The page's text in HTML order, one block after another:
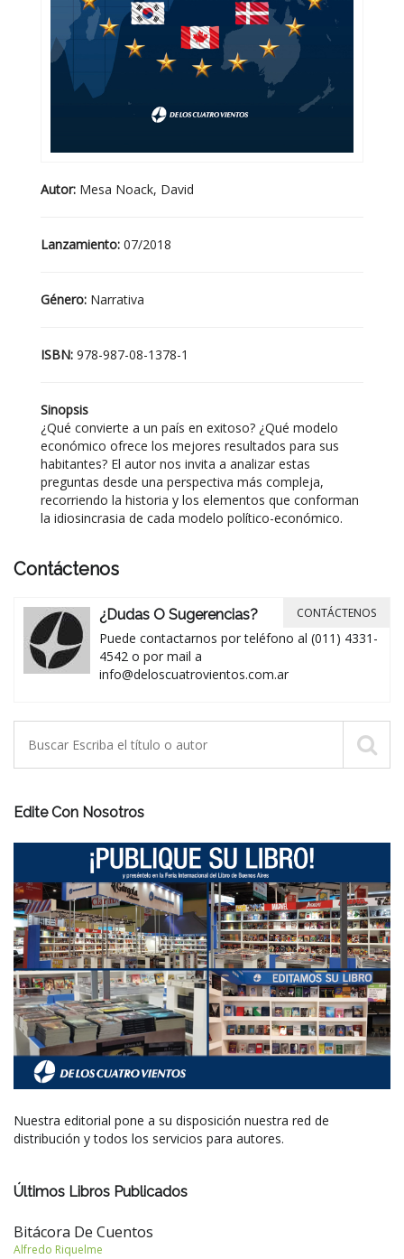
Autor: Mesa Noack, David
Lanzamiento: 07/2018
Género: Narrativa
ISBN: 978-987-08-1378-1
Sinopsis
¿Qué convierte a un país en exitoso? ¿Qué modelo
económico ofrece los mejores resultados para sus
habitantes? El autor nos invita a analizar estas
preguntas desde una perspectiva más compleja,
recorriendo la historia y los elementos que conforman
la idiosincrasia de cada modelo político-económico.
Contáctenos
¿Dudas O Sugerencias?
Puede contactarnos por teléfono al (011) 4331-
4542 o por mail a
info@deloscuatrovientos.com.ar
CONTÁCTENOS
Edite Con Nosotros
Nuestra editorial pone a su disposición nuestra red de
distribución y todos los servicios para autores.
Últimos Libros Publicados
Bitácora De Cuentos
Alfredo Riquelme